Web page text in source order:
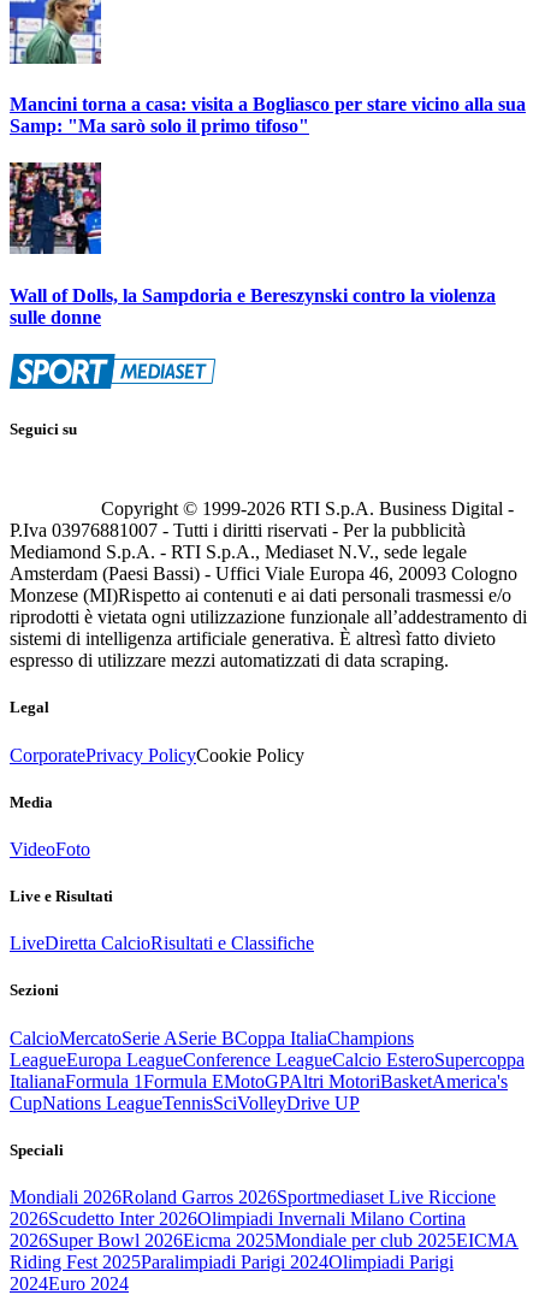
Mancini torna a casa: visita a Bogliasco per stare vicino alla sua
Samp: "Ma sarò solo il primo tifoso"
Wall of Dolls, la Sampdoria e Bereszynski contro la violenza
sulle donne
Seguici su
Copyright © 1999-2026 RTI S.p.A. Business Digital -
P.Iva 03976881007 - Tutti i diritti riservati - Per la pubblicità
Mediamond S.p.A. - RTI S.p.A., Mediaset N.V., sede legale
Amsterdam (Paesi Bassi) - Uffici Viale Europa 46, 20093 Cologno
Monzese (MI)Rispetto ai contenuti e ai dati personali trasmessi e/o
riprodotti è vietata ogni utilizzazione funzionale all’addestramento di
sistemi di intelligenza artificiale generativa. È altresì fatto divieto
espresso di utilizzare mezzi automatizzati di data scraping.
Legal
CorporatePrivacy PolicyCookie Policy
Media
VideoFoto
Live e Risultati
LiveDiretta CalcioRisultati e Classifiche
Sezioni
CalcioMercatoSerie ASerie BCoppa ItaliaChampions
LeagueEuropa LeagueConference LeagueCalcio EsteroSupercoppa
ItalianaFormula 1Formula EMotoGPAltri MotoriBasketAmerica's
CupNations LeagueTennisSciVolleyDrive UP
Speciali
Mondiali 2026Roland Garros 2026Sportmediaset Live Riccione
2026Scudetto Inter 2026Olimpiadi Invernali Milano Cortina
2026Super Bowl 2026Eicma 2025Mondiale per club 2025EICMA
Riding Fest 2025Paralimpiadi Parigi 2024Olimpiadi Parigi
2024Euro 2024